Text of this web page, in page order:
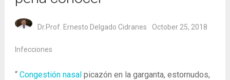
Dr.Prof. Ernesto Delgado Cidranes October 25, 2018
Infecciones
“Congestión nasal picazón en la garganta, estornudos,